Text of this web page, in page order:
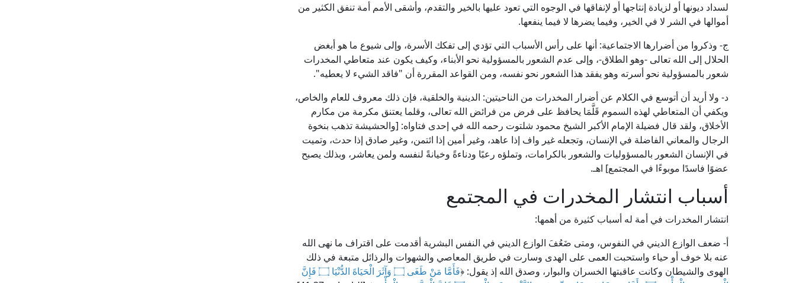
لسداد ديونها أو لزيادة إنتاجها أو لإنفاقها في الوجوه التي تعود عليها بالخير والتقدم، وأشقى الأمم أمة تنفق الكثير من
أموالها في الشر لا في الخير، وفيما يضرها لا فيما ينفعها.
ج- وذكروا من أضرارها الاجتماعية: أنها على رأس الأسباب التي تؤدي إلى تفكك الأسرة، وإلى شيوع ما هو أبغض
الحلال إلى الله تعالى -وهو الطلاق-، وإلى عدم الشعور بالمسؤولية نحو الأبناء، وكيف يكون عند متعاطي المخدرات
شعور بالمسؤولية نحو أسرته وهو يفقد هذا الشعور نحو نفسه، ومن القواعد المقررة أن "فاقد الشيء لا يعطيه".
د- ولا أريد أن أتوسع في الكلام عن أضرار المخدرات من الناحيتين: الدينية والخلقية، فإن ذلك معروف للعام والخاص،
ويكفي أن المتعاطي لهذه السموم قَلَّمَا يحافظ على فرض من فرائض الله تعالى، وقلما يعتنق مكرمة من مكارم
الأخلاق، ولقد قال فضيلة الإمام الأكبر الشيخ محمود شلتوت رحمه الله في إحدى فتاواه: [والحشيشة تذهب بنخوة
الرجال والمعاني الفاضلة في الإنسان، وتجعله غير واف إذا عاهد، وغير أمين إذا ائتمن، وغير صادق إذا حدث، وتميت
في الإنسان الشعور بالمسؤوليات والشعور بالكرامات، وتملؤه رعبًا ودناءةً وخيانةً لنفسه ولمن يعاشر، وبذلك يصبح
عضوًا فاسدًا موبوءًا في المجتمع] اهـ.
أسباب انتشار المخدرات في المجتمع
انتشار المخدرات في أمة له أسباب كثيرة من أهمها:
أ- ضعف الوازع الديني في النفوس، ومتى ضَعُفَ الوازع الديني في النفس البشرية أقدمت على اقتراف ما نهى الله
عنه بلا خوف أو حياء واستحبت العمى على الهدى وسارت في طريق المعاصي والشهوات والرذائل متبعة في ذلك
الهوى والشيطان وكانت عاقبتها الخسران والبوار، وصدق الله إذ يقول: ﴿
فَأَمَّا مَنْ طَغَى ۝ وَآثَرَ الْحَيَاةَ الدُّنْيَا ۝ فَإِنَّ